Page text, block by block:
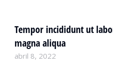
Company news
Tempor incididunt ut
magna aliqua
abril 8, 2022